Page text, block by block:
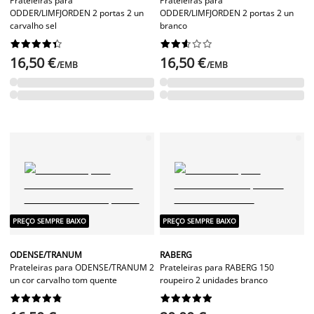
ODDER/LIMFJORDEN 2 portas 2 un
carvalho sel






16,50 €/EMB
ODDER/LIMFJORDEN 2 portas 2 un
branco






16,50 €/EMB
PREÇO SEMPRE BAIXO
ODENSE/TRANUM
Prateleiras para ODENSE/TRANUM 2
un cor carvalho tom quente






PREÇO SEMPRE BAIXO
RABERG
Prateleiras para RABERG 150
roupeiro 2 unidades branco





